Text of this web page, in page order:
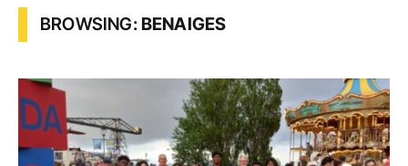
BROWSING:BENAIGES